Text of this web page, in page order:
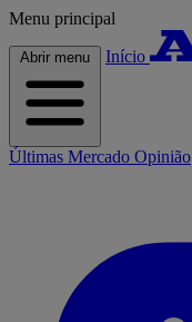
Menu principal
Abrir menu Início
Últimas Mercado Opinião